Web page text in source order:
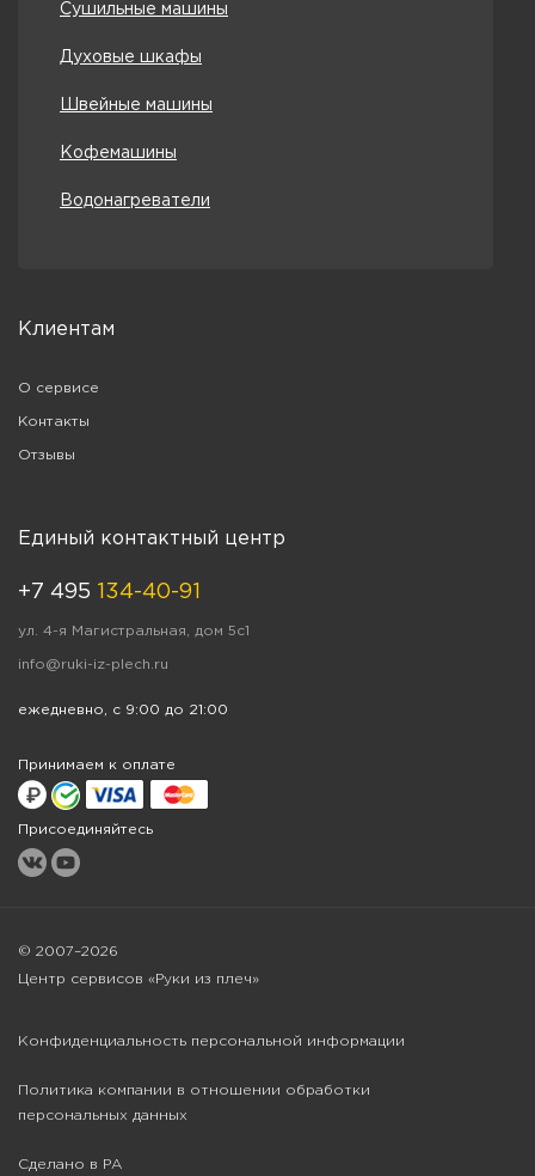
Сушильные машины
Духовые шкафы
Швейные машины
Кофемашины
Водонагреватели
Клиентам
О сервисе
Контакты
Отзывы
Единый контактный центр
+7 495 134-40-91
ул. 4-я Магистральная, дом 5с1
info@ruki-iz-plech.ru
ежедневно, с 9:00 до 21:00
Принимаем к оплате
Присоединяйтесь
© 2007–2026
Центр сервисов «Руки из плеч»
Конфиденциальность персональной информации
Политика компании в отношении обработки
персональных данных
Сделано в РА